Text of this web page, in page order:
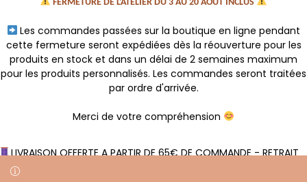
FERMETURE DE L'ATELIER DU 3 AU 20 AOUT INCLUS
Les commandes passées sur la boutique en ligne pendant
cette fermeture seront expédiées dès la réouverture pour les
produits en stock et dans un délai de 2 semaines maximum
pour les produits personnalisés. Les commandes seront traitées
par ordre d'arrivée.
Merci de votre compréhension
LIVRAISON OFFERTE A PARTIR DE 65€ DE COMMANDE - RETRAIT
GRATUIT A L'ATELIER SANS MINIMUM D'ACHAT